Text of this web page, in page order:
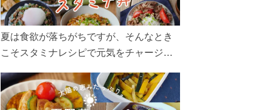
ぜひお楽しみください。
夏は食欲が落ちがちですが、そんなとき
こそスタミナレシピで元気をチャージ！
リ食べて、夏バテを吹き飛ばしましょ
う！